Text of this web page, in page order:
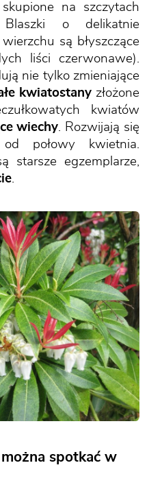
na szczytach
o delikatnie
są błyszczące
liści czerwonawe).
nie tylko zmieniające
kwiatostany złożone
kwiatów
wiechy. Rozwijają się
połowy kwietnia.
starsze egzemplarze,
.
spotkać w